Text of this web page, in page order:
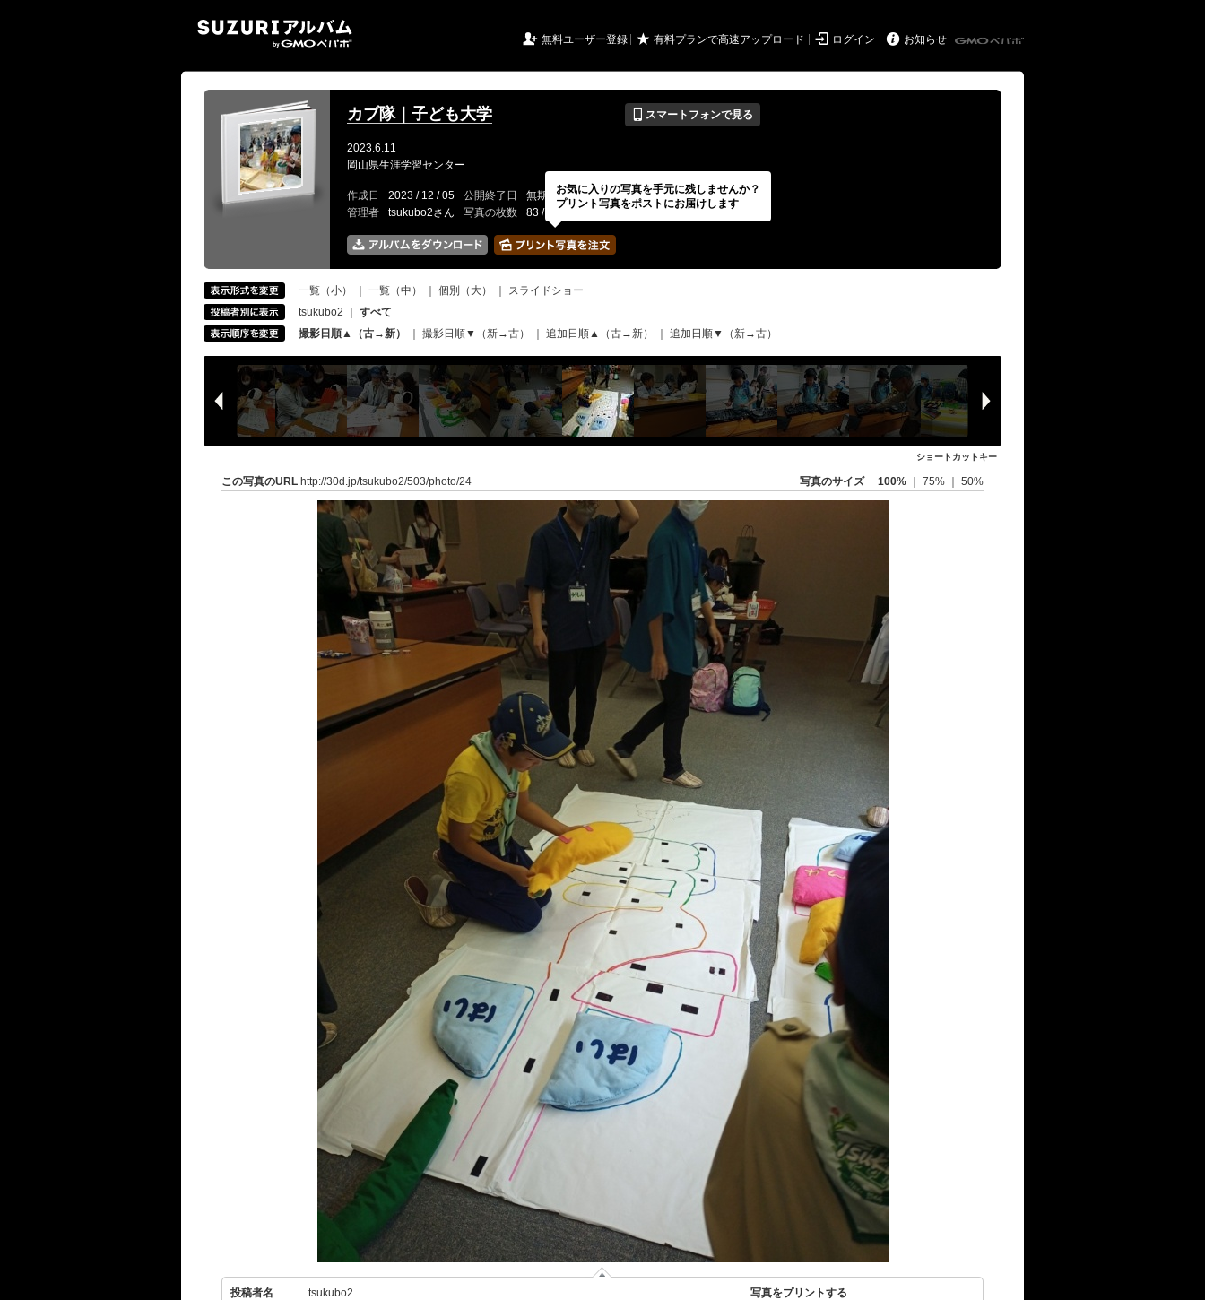
 無料ユーザー登録 ★ 有料プランで高速アップロード  ログイン  お知らせ
カブ隊｜子ども大学 📱 スマートフォンで見る
2023.6.11
岡山県生涯学習センター
作成日 2023 / 12 / 05 公開終了日 無期限 イベントの期間
---
管理者
tsukubo2さん 写真の枚数 83 / 2000枚
一覧（小） 一覧（中） 個別（大）
スライドショー
tsukubo2
すべて
撮影日順▲（古→新）
撮影日順▼（新→古） 追加日順▲（古→新） 追加日順▼（新→古）
ショートカットキー
この写真のURL http://30d.jp/tsukubo2/503/photo/24 写真のサイズ 100% 75% 50%
投稿者名
tsukubo2
写真をプリントする
お気に入りの写真を手元に残しませんか？
プリント写真をポストにお届けします